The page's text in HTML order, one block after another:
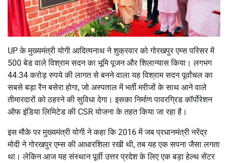
UP के मुख्यमंत्री योगी आदित्यनाथ ने शुक्रवार को गोरखपुर एम्स परिसर में
500 बेड वाले विश्राम सदन का भूमि पूजन और शिलान्यास किया। लगभग
44.34 करोड़ रुपये की लागत से बनने वाला यह विश्राम सदन पूर्वांचल का
सबसे बड़ा रैन बसेरा होगा, जो अस्पताल में भर्ती मरीजों के साथ आने वाले
तीमारदारों को ठहरने की सुविधा देगा। इसका निर्माण पावरग्रिड कॉर्पोरेशन
ऑफ इंडिया लिमिटेड की CSR योजना के तहत किया जा रहा है।
इस मौके पर मुख्यमंत्री योगी ने कहा कि 2016 में जब प्रधानमंत्री नरेंद्र
मोदी ने गोरखपुर एम्स की आधारशिला रखी थी, तब यह एक सपना जैसा लगता
था। लेकिन आज यह संस्थान पूर्वी उत्तर प्रदेश के लिए एक बड़ा हेल्थ सेंटर